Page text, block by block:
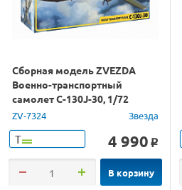
Сборная модель ZVEZDA
Военно-транспортный
самолет С-130J-30, 1/72
ZV-7324 Звезда
Т 4 990 o
В корзину